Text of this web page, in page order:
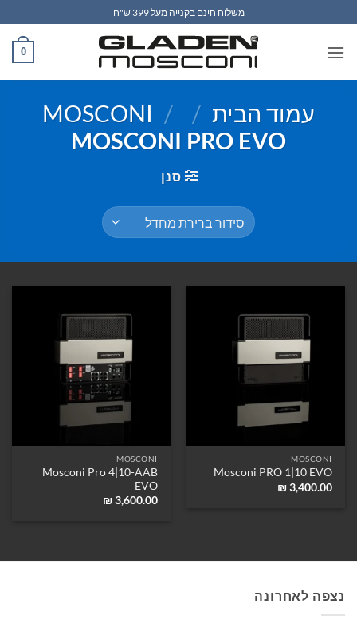
to
content
משלוח חינם בקנייה מעל 399 ש"ח
0
עמוד הבית /
MOSCONI /
MOSCONI PRO EVO
סנן
MOSCONI
Mosconi PRO 1|10 EVO
₪3,400.00
MOSCONI
Mosconi Pro 4|10-AAB
EVO
₪3,600.00
נצפה לאחרונה